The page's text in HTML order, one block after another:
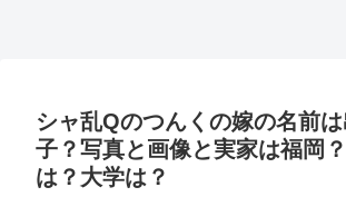
シャ乱Qのつんくの嫁の名前
子？写真と画像と実家は福岡
は？大学は？